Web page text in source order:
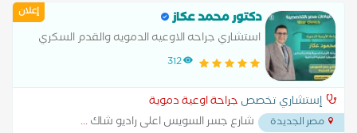
إعلان دكتور محمد عكاز
استشاري جراحه الاوعيه الدمويه والقدم السكري
312
إستشاري تخصص جراحة اوعية دموية
مصر الجديدة شارع جسر السويس اعلى راديو شاك...